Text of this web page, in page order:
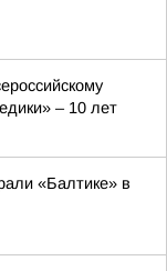
– 10 лет
«Балтике» в